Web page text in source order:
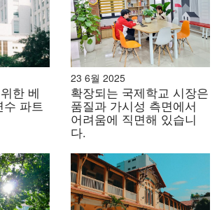
습.
유
을 선
신의
학
연령
수업
많
을 도
니
Project-
based
learning.
Long-term
projects arise
children’s
curiosity.
문제 기반 학습.
아이들은 팀을
이루어 실생활
의 문제를 해결
한 베
수 파트
23 6월 2025
확장되는 국제학교 시장은
품질과 가시성 측면에서
어려움에 직면해 있습니
다.